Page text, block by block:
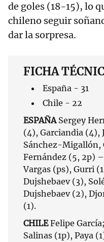
de goles (18-15), lo
chileno seguir
dar la sorpresa.
FICHA
España - 31
Chile - 22
ESPAÑA Sergey
(4), Garciandia (4),
Sánchez-Migallón,
Fernández (5, 2p)
Vargas (ps), Gurri
Dujshebaev (3),
Dujshebaev (2),
(1).
CHILEFelipe
Salinas (1p), Paya